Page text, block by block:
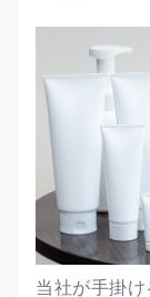
当社が手掛